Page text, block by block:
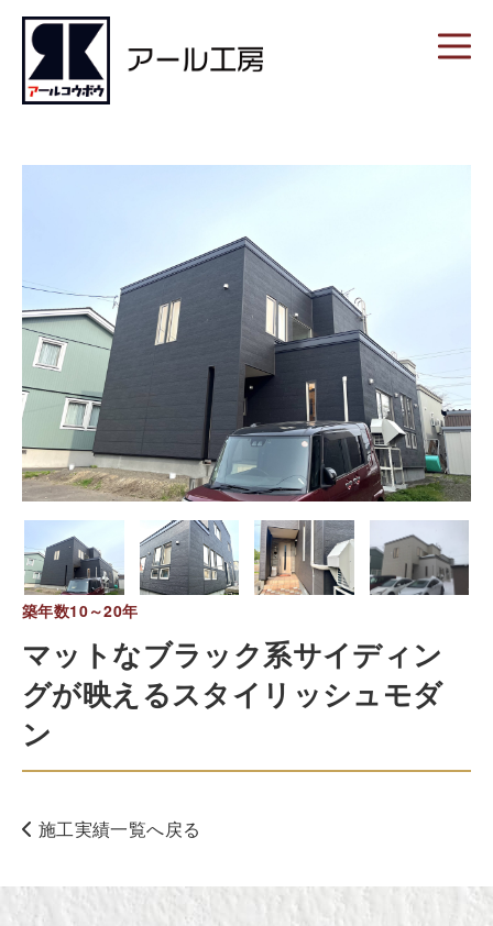
築年数10～20年
マットなブラック系サイディン
グが映えるスタイリッシュモダ
ン
施工実績一覧へ戻る